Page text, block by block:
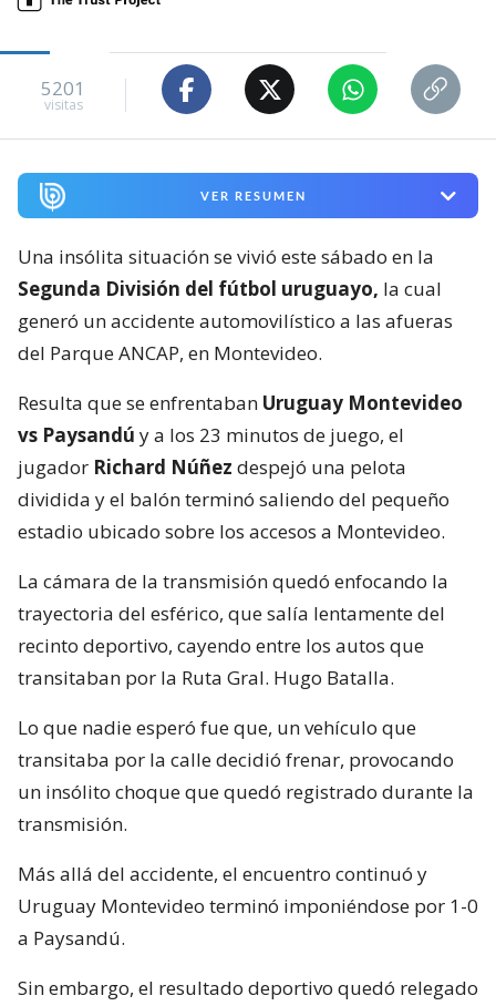
5201
visitas
VER RESUMEN
Una insólita situación se vivió este sábado en la
Segunda División del fútbol uruguayo, la cual
generó un accidente automovilístico a las afueras
del Parque ANCAP, en Montevideo.
Resulta que se enfrentaban Uruguay Montevideo
vs Paysandú y a los 23 minutos de juego, el
jugador Richard Núñez despejó una pelota
dividida y el balón terminó saliendo del pequeño
estadio ubicado sobre los accesos a Montevideo.
La cámara de la transmisión quedó enfocando la
trayectoria del esférico, que salía lentamente del
recinto deportivo, cayendo entre los autos que
transitaban por la Ruta Gral. Hugo Batalla.
Lo que nadie esperó fue que, un vehículo que
transitaba por la calle decidió frenar, provocando
un insólito choque que quedó registrado durante la
transmisión.
Más allá del accidente, el encuentro continuó y
Uruguay Montevideo terminó imponiéndose por 1-0
a Paysandú.
Sin embargo, el resultado deportivo quedó relegado